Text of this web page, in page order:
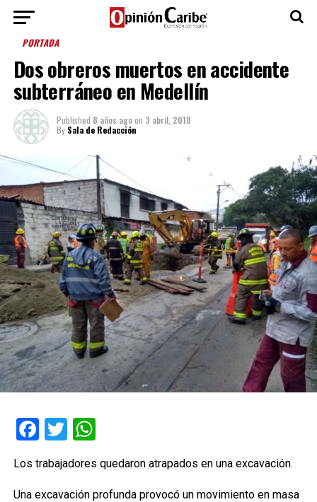
PORTADA
Dos obreros muertos en accidente
subterráneo en Medellín
Published 8 años agoon 3 abril, 2018
By Sala de Redacción
Facebook
TwitterWhatsApp
Los trabajadores quedaron atrapados en una excavación.
Una excavación profunda provocó un movimiento en masa